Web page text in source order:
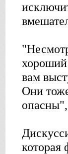
хороший
вам
Они
опасны",
которая